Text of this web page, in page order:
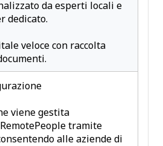
da esperti locali e
dedicato.
veloce con raccolta
viene gestita
tramite
alle aziende di